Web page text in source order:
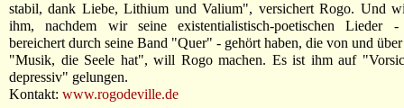
stabil, dank Liebe, Lithium und Valium", versichert Rogo. Und
ihm, nachdem wir seine existentialistisch-poetischen Lieder -
bereichert durch seine Band "Quer" - gehört haben, die von und
"Musik, die Seele hat", will Rogo machen. Es ist ihm auf
depressiv" gelungen.
Kontakt: www.rogodeville.de